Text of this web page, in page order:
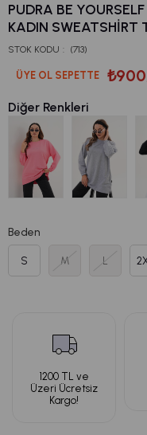
PUDRA BE
KADIN SWEATSHIRT
STOK KODU (713)
ÜYE OL SEPETTE
Diğer Renkleri
Beden
S M L
1200 TL ve
Üzeri Ücretsiz
Kargo!